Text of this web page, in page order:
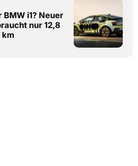
BMW i1? Neuer
nur 12,8
km